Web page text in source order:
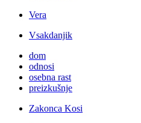
Vera
Vsakdanjik
dom
odnosi
osebna rast
preizkušnje
Zakonca Kosi